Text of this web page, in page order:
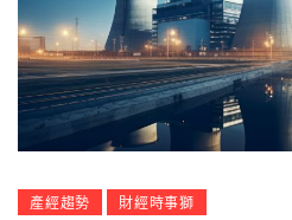
產經趨勢 財經時事獅